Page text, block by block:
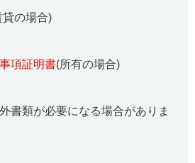
貸の場合)
項証明書(所有の場合)
外書類が必要になる場合がありま